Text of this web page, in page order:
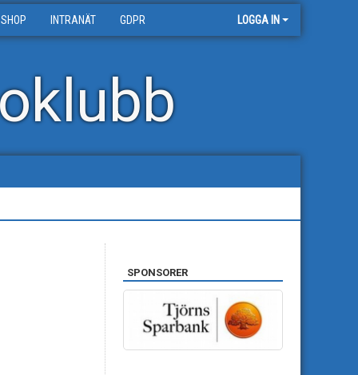
INTRANÄT GDPR LOGGA IN
SPONSORER